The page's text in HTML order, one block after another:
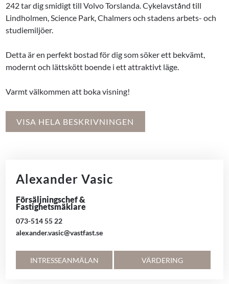
242 tar dig smidigt till Volvo Torslanda. Cykelavstånd till
Lindholmen, Science Park, Chalmers och stadens arbets- och
studiemiljöer.
Detta är en perfekt bostad för dig som söker ett bekvämt,
modernt och lättskött boende i ett attraktivt läge.
Varmt välkommen att boka visning!
VISA HELA BESKRIVNINGEN
Alexander Vasic
Försäljningschef &
Fastighetsmäklare
073-514 55 22
alexander.vasic@vastfast.se
INTRESSEANMÄLAN VÄRDERING